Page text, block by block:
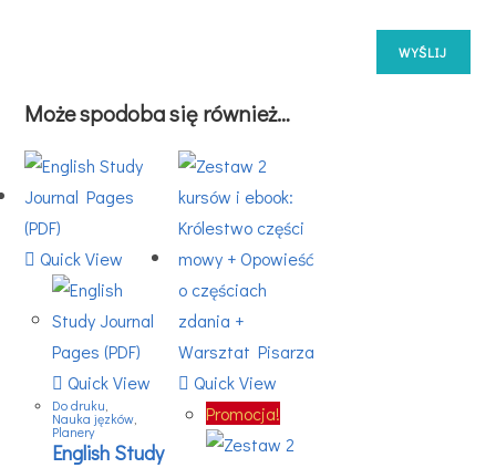
Może spodoba się również…
Quick View
Quick View
Do druku
Nauka jęzków
Planery
English Study
Quick View
Promocja!